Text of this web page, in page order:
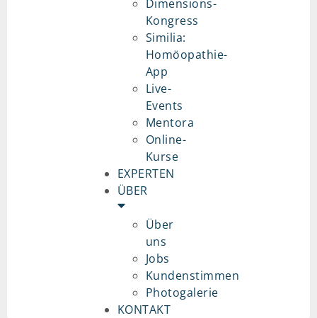
Dimensions-
Kongress
Similia:
Homöopathie-
App
Live-
Events
Mentora
Online-
Kurse
EXPERTEN
ÜBER
Über
uns
Jobs
Kundenstimmen
Photogalerie
KONTAKT